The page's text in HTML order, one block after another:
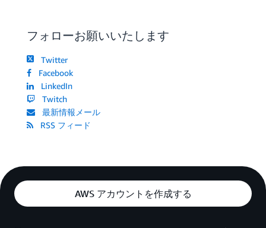
フォローお願いいたします
Twitter
Facebook
LinkedIn
Twitch
最新情報メール
RSS フィード
AWS アカウントを作成する